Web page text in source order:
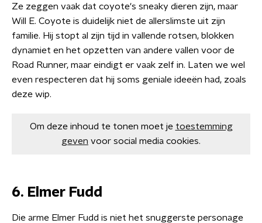
Ze zeggen vaak dat coyote's sneaky dieren zijn, maar
Will E. Coyote is duidelijk niet de allerslimste uit zijn
familie. Hij stopt al zijn tijd in vallende rotsen, blokken
dynamiet en het opzetten van andere vallen voor de
Road Runner, maar eindigt er vaak zelf in. Laten we wel
even respecteren dat hij soms geniale ideeën had, zoals
deze wip.
Om deze inhoud te tonen moet je toestemming
geven voor social media cookies.
6. Elmer Fudd
Die arme Elmer Fudd is niet het snuggerste personage